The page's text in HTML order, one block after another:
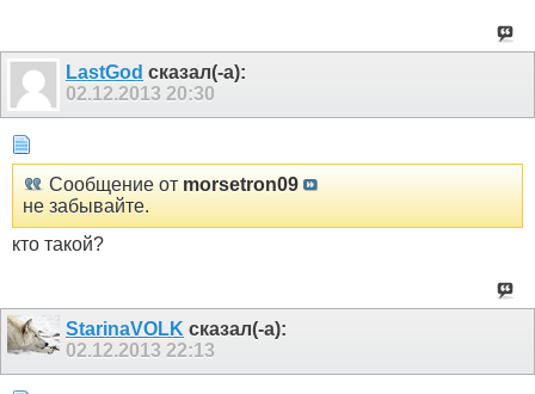
LastGod сказал(-а):
02.12.2013 20:30
Сообщение от morsetron09
не забывайте.
кто такой?
StarinaVOLK сказал(-а):
02.12.2013 22:13